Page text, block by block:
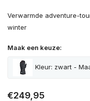
Verwarmde adventure-
winter
Maak een keuze:
Kleur: zwart -
€249,95